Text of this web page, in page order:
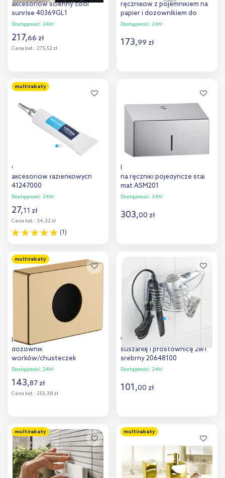
akcesoriów ścienny cool
sunrise 40369GL1
Dostępność: 24h!
217,66 zł
Cena kat.: 275,52 zł
Dodaj do
porównania
ręczników z pojemnikiem na
papier i dozownikiem do
mydła biały-szary
SA500PGWG)
Dostępność: 24h!
173,99 zł
porównania
multirabaty
Grohe QuickGlue klej do
akcesoriów łazienkowych
41247000
Dostępność: 24h!
27,11 zł
Cena kat.: 34,32 zł
(1)
Dodaj do
porównania
Merida Stella Mini pojemnik
na ręczniki pojedyncze stal
mat ASM201
Dostępność: 24h!
303,00 zł
porównania
multirabaty
Hansgrohe AddStoris
dozownik
worków/chusteczek
higienicznych ścienny brąz
Dostępność: 24h!
143,87 zł
Cena kat.: 253,38 zł
Dodaj do
porównania
Wenko Milano uchwyt na
suszarkę i prostownicę 2w1
srebrny 20648100
Dostępność: 24h!
101,00 zł
Dodaj do
porównania
multirabaty multirabaty